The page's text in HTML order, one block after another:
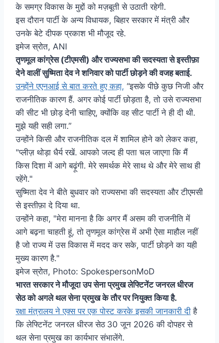
के समग्र विकास के मुद्दों को मज़बूती से उठाती रहेगी.
इस दौरान पार्टी के अन्य विधायक, बिहार सरकार में मंत्री और
उनके बेटे दीपक प्रकाश भी मौजूद रहे.
इमेज स्रोत, ANI
तृणमूल कांग्रेस (टीएमसी) और राज्यसभा की सदस्यता से इस्तीफ़ा
देने वालीं सुष्मिता देव ने शनिवार को पार्टी छोड़ने की वजह बताई.
उन्होंने एएनआई से बात करते हुए कहा, “इसके पीछे कुछ निजी और
राजनीतिक कारण हैं. अगर कोई पार्टी छोड़ता है, तो उसे राज्यसभा
की सीट भी छोड़ देनी चाहिए, क्योंकि वह सीट पार्टी ने ही दी थी.
मुझे यही सही लगा.”
उन्होंने किसी और राजनीतिक दल में शामिल होने को लेकर कहा,
"प्लीज़ थोड़ा धैर्य रखें. आपको जल्द ही पता चल जाएगा कि मैं
किस दिशा में आगे बढ़ूंगी. मेरे समर्थक मेरे साथ थे और मेरे साथ ही
रहेंगे."
सुष्मिता देव ने बीते बुधवार को राज्यसभा की सदस्यता और टीएमसी
से इस्तीफ़ा दे दिया था.
उन्होंने कहा, "मेरा मानना ​​है कि अगर मैं असम की राजनीति में
आगे बढ़ना चाहती हूं, तो तृणमूल कांग्रेस में अभी ऐसा माहौल नहीं
है जो राज्य में उस विकास में मदद कर सके, पार्टी छोड़ने का यही
मुख्य कारण है."
इमेज स्रोत, Photo: SpokespersonMoD
भारत सरकार ने मौजूदा उप सेना प्रमुख लेफ्टिनेंट जनरल धीरज
सेठ को अगले थल सेना प्रमुख के तौर पर नियुक्त किया है.
रक्षा मंत्रालय ने एक्स पर एक पोस्ट करके इसकी जानकारी दी है
कि लेफ्टिनेंट जनरल धीरज सेठ 30 जून 2026 की दोपहर से
थल सेना प्रमुख का कार्यभार संभालेंगे.